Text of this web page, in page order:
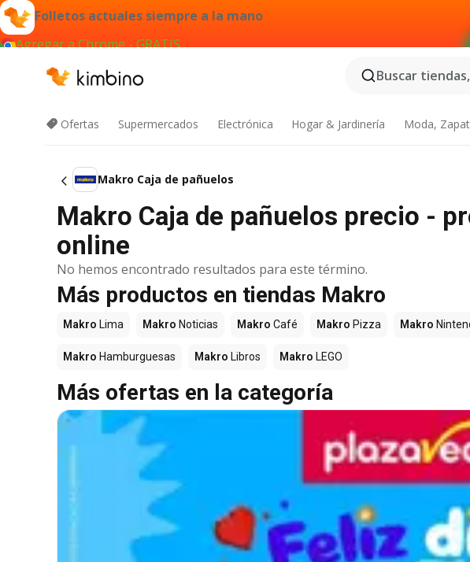
Folletos actuales siempre a la mano
Agregar a Chrome - GRATIS
Buscar
Ofertas Supermercados Electrónica Hogar & Jardinería Moda,
Makro Caja de pañuelos
Makro Caja de pañuelos precio -
online
No hemos encontrado resultados para este término.
Más productos en tiendas Makro
Makro Lima Makro Noticias Makro Café Makro Pizza Makro
Makro Hamburguesas Makro Libros Makro LEGO
Más ofertas en la categoría